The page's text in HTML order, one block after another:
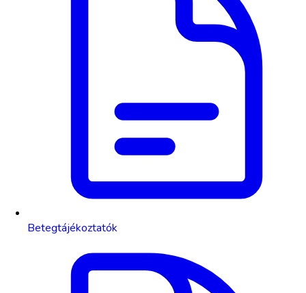
Betegtájékoztatók